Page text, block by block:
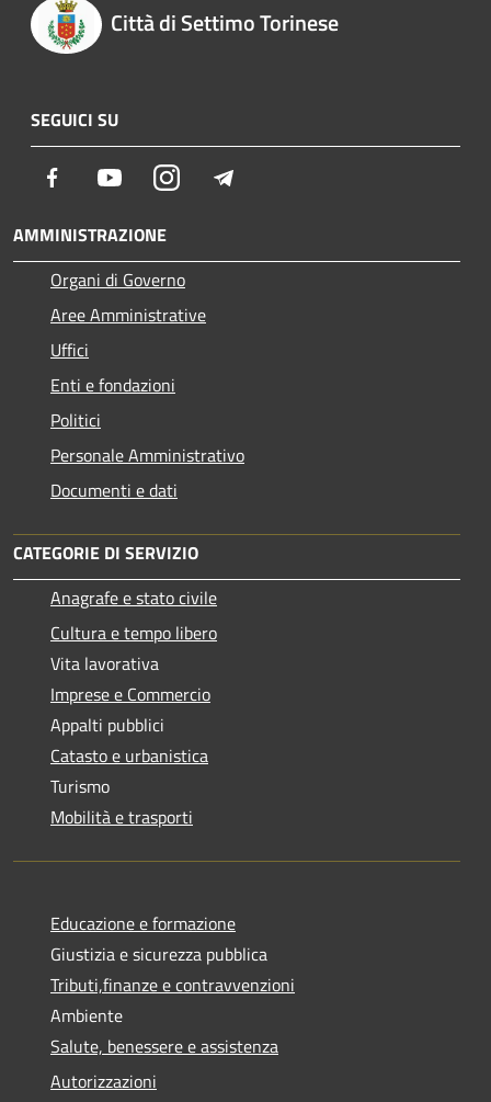
Città di Settimo Torinese
SEGUICI SU
Facebook YoutubeInstagram
AMMINISTRAZIONE
Organi di Governo
Aree Amministrative
Uffici
Enti e fondazioni
Politici
Personale Amministrativo
Documenti e dati
CATEGORIE DI SERVIZIO
Anagrafe e stato civile
Cultura e tempo libero
Vita lavorativa
Imprese e Commercio
Appalti pubblici
Catasto e urbanistica
Turismo
Mobilità e trasporti
Educazione e formazione
Giustizia e sicurezza pubblica
Tributi,finanze e contravvenzioni
Ambiente
Salute, benessere e assistenza
Autorizzazioni